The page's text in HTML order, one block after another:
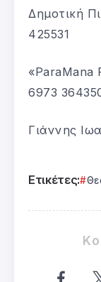
Δημοτική
425531
«ParaMana
6973
Γιάννης
Ετικέτες: